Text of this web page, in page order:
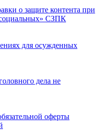
о защите контента при
СЗПК
для осужденных
дела не
оферты